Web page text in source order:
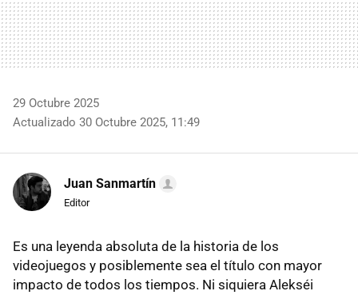
29 Octubre 2025
Actualizado 30 Octubre 2025, 11:49
Juan Sanmartín
Editor
Es una leyenda absoluta de la historia de los
videojuegos y posiblemente sea el título con mayor
impacto de todos los tiempos. Ni siquiera Alekséi